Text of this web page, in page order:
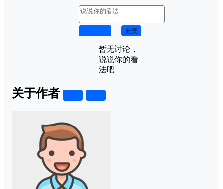
提交
暂无讨论，
说说你的看
法吧
关于作者